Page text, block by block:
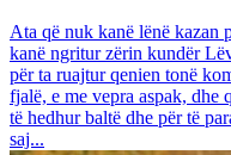
Ata që nuk kanë lënë kazan
kanë ngritur zërin kundër
për ta ruajtur qenien tonë
fjalë, e me vepra aspak, dhe
të hedhur baltë dhe për të
saj...